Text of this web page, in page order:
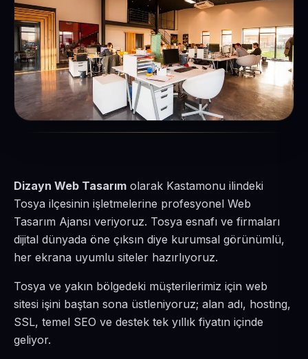
Dizayn Web Tasarım olarak Kastamonu ilindeki
Tosya ilçesinin işletmelerine profesyonel Web
Tasarım Ajansı veriyoruz. Tosya esnafı ve firmaları
dijital dünyada öne çıksın diye kurumsal görünümlü,
her ekrana uyumlu siteler hazırlıyoruz.
Tosya ve yakın bölgedeki müşterilerimiz için web
sitesi işini baştan sona üstleniyoruz; alan adı, hosting,
SSL, temel SEO ve destek tek yıllık fiyatın içinde
geliyor.